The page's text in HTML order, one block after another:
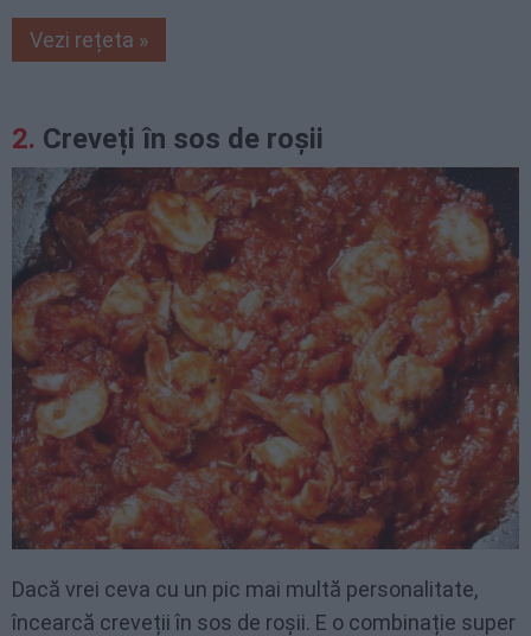
Vezi rețeta »
Creveți în sos de roșii
Dacă vrei ceva cu un pic mai multă personalitate,
încearcă creveții în sos de roșii. E o combinație super